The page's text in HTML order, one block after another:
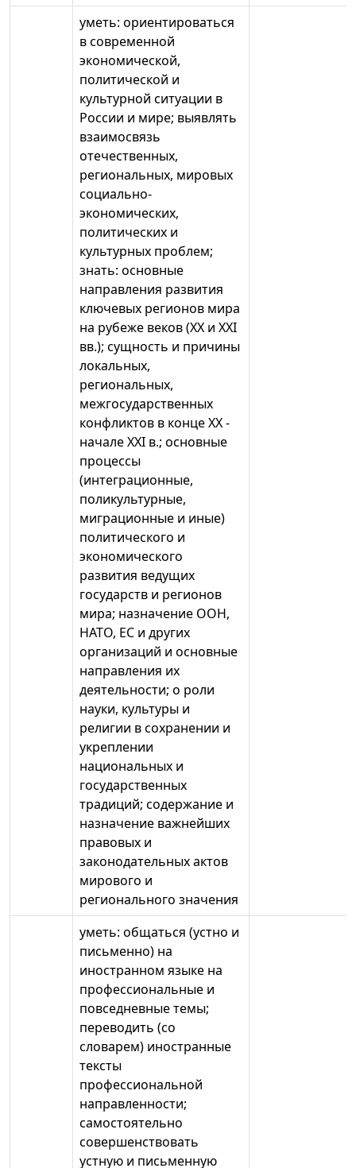
уметь: ориентироваться
в современной
экономической,
политической и
культурной ситуации в
России и мире; выявлять
взаимосвязь
отечественных,
региональных, мировых
социально-
экономических,
политических и
культурных проблем;
знать: основные
направления развития
ключевых регионов мира
на рубеже веков (XX и XXI
вв.); сущность и причины
локальных,
региональных,
межгосударственных
конфликтов в конце XX -
начале XXI в.; основные
процессы
(интеграционные,
поликультурные,
миграционные и иные)
политического и
экономического
развития ведущих
государств и регионов
мира; назначение ООН,
НАТО, ЕС и других
организаций и основные
направления их
деятельности; о роли
науки, культуры и
религии в сохранении и
укреплении
национальных и
государственных
традиций; содержание и
назначение важнейших
правовых и
законодательных актов
мирового и
регионального значения
уметь: общаться (устно и
письменно) на
иностранном языке на
профессиональные и
повседневные темы;
переводить (со
словарем) иностранные
тексты
профессиональной
направленности;
самостоятельно
совершенствовать
устную и письменную